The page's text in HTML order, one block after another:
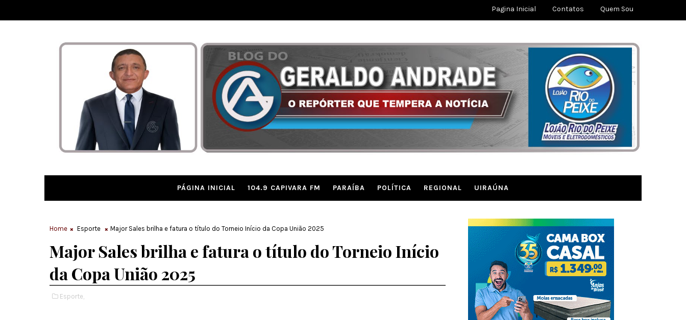
Pagina Inicial Contatos Quem Sou
PÁGINA INICIAL 104.9 CAPIVARA FM PARAÍBA POLÍTICA REGIONAL UIRAÚNA
Home Esporte Major Sales brilha e fatura o título do Torneio Início da Copa União 2025
Major Sales brilha e fatura o título do Torneio Início
da Copa União 2025
Esporte,